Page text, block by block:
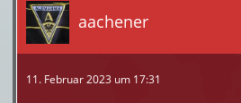
aachener
11. Februar 2023 um 17:31